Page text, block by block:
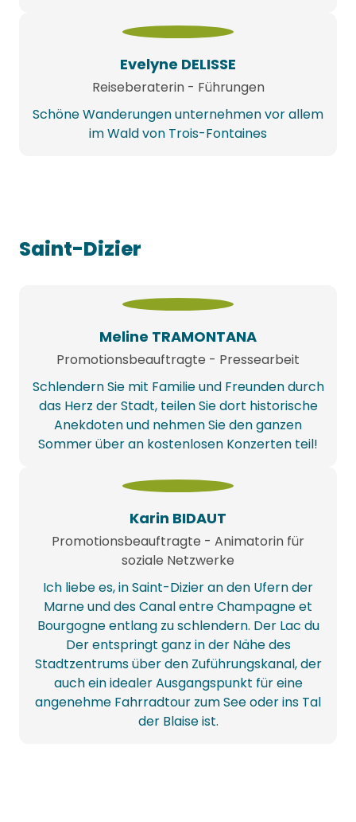
Evelyne DELISSE
Reiseberaterin - Führungen
Schöne Wanderungen unternehmen vor allem
im Wald von Trois-Fontaines
Saint-Dizier
Meline TRAMONTANA
Promotionsbeauftragte - Pressearbeit
Schlendern Sie mit Familie und Freunden durch
das Herz der Stadt, teilen Sie dort historische
Anekdoten und nehmen Sie den ganzen
Sommer über an kostenlosen Konzerten teil!
Karin BIDAUT
Promotionsbeauftragte - Animatorin für
soziale Netzwerke
Ich liebe es, in Saint-Dizier an den Ufern der
Marne und des Canal entre Champagne et
Bourgogne entlang zu schlendern. Der Lac du
Der entspringt ganz in der Nähe des
Stadtzentrums über den Zuführungskanal, der
auch ein idealer Ausgangspunkt für eine
angenehme Fahrradtour zum See oder ins Tal
der Blaise ist.